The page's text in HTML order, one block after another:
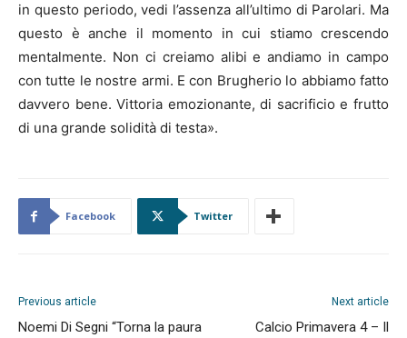
in questo periodo, vedi l’assenza all’ultimo di Parolari. Ma
questo è anche il momento in cui stiamo crescendo
mentalmente. Non ci creiamo alibi e andiamo in campo
con tutte le nostre armi. E con Brugherio lo abbiamo fatto
davvero bene. Vittoria emozionante, di sacrificio e frutto
di una grande solidità di testa».
Facebook Twitter
Previous article
Noemi Di Segni “Torna la paura
Next article
Calcio Primavera 4 – Il